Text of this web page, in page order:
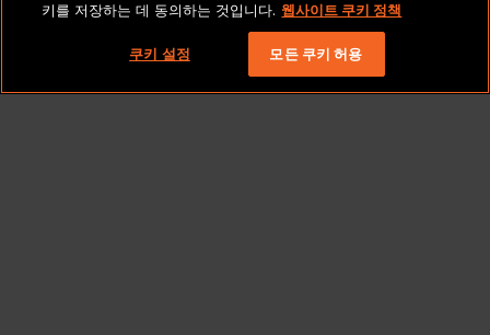
저작권 2026 Lionbridge Technologies, LLC. 모든 권리
보유.
키를 저장하는 데 동의하는 것입니다. 웹사이트 쿠키 정책
쿠키 설정 모든 쿠키 허용